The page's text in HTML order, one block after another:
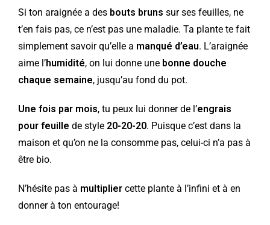
Si ton araignée a des bouts bruns sur ses feuilles, ne
t’en fais pas, ce n’est pas une maladie. Ta plante te fait
simplement savoir qu’elle a manqué d’eau. L’araignée
aime l’humidité, on lui donne une bonne douche
chaque semaine, jusqu’au fond du pot.
Une fois par mois, tu peux lui donner de l’engrais
pour feuille de style 20-20-20. Puisque c’est dans la
maison et qu’on ne la consomme pas, celui-ci n’a pas à
être bio.
N’hésite pas à multipliercette plante à l’infini et à en
donner à ton entourage!